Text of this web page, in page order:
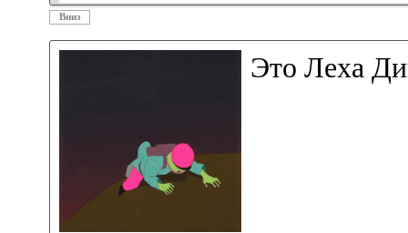
Вниз
Это Леха